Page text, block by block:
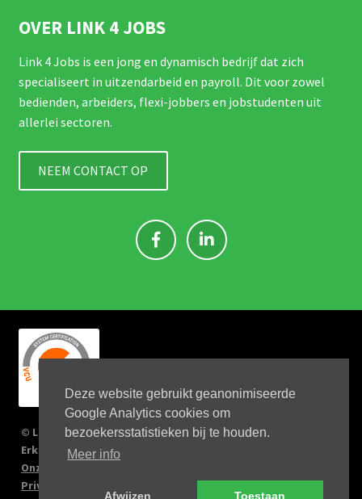
Deze website gebruikt geanonimiseerde
Google Analytics cookies om
bezoekersstatistieken bij te houden.
Meer info
Afwijzen Toestaan
OVER LINK 4 JOBS
Link 4 Jobs is een jong en dynamisch bedrijf dat zich
specialiseert in uitzendarbeid en payroll. Dit voor zowel
bedienden, arbeiders, flexi-jobbers en jobstudenten uit
allerlei sectoren.
NEEM CONTACT OP
© Link 4 Jobs 2023
Erkenningsnr: 2167/U
Onze verplichtingen
Privacy Policy